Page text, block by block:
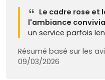
Le cadre rose
l'ambiance
un service parfois
Résumé basé sur les
09/03/2026